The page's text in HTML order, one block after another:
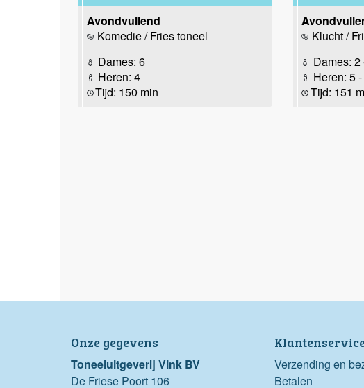
Avondvullend
Komedie / Fries toneel
Dames: 6
Heren: 4
Tijd: 150 min
Klucht /
Dames: 2
Heren: 5
Tijd: 151
Onze gegevens
Toneeluitgeverij Vink BV
De Friese Poort 106
Klantenservice
Verzending en
Betalen